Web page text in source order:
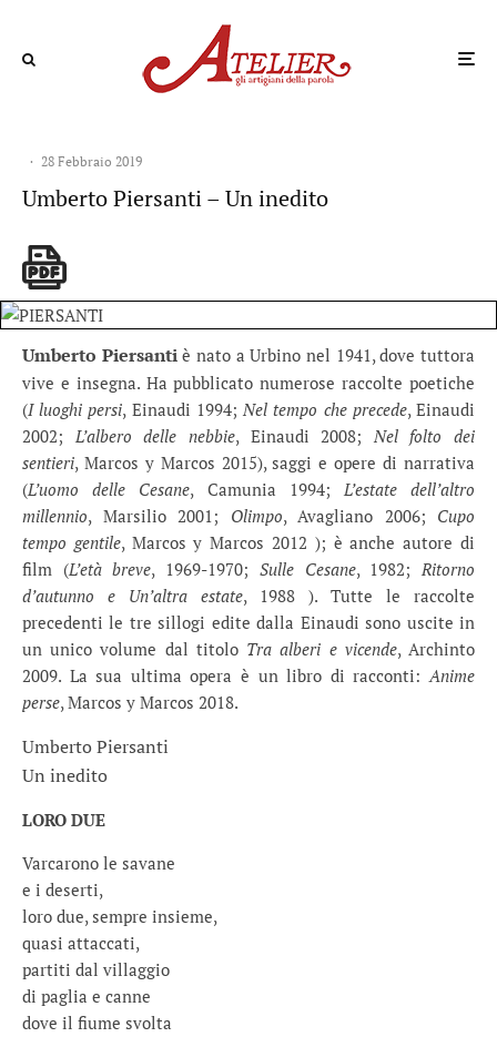
· 28 Febbraio 2019
Umberto Piersanti – Un inedito
Umberto Piersantiè nato a Urbino nel 1941, dove tuttora
vive e insegna. Ha pubblicato numerose raccolte poetiche
(I luoghi persi, Einaudi 1994;Nel tempo che precede, Einaudi
2002; L’albero delle nebbie, Einaudi 2008;Nel folto dei
sentieri, Marcos y Marcos 2015), saggi e opere di narrativa
(L’uomo delle Cesane, Camunia 1994; L’estate dell’altro
millennio, Marsilio 2001; Olimpo, Avagliano 2006; Cupo
tempo gentile, Marcos y Marcos 2012 ); è anche autore di
film (L’età breve, 1969-1970; Sulle Cesane, 1982;Ritorno
d’autunno e Un’altra estate, 1988 ). Tutte le raccolte
precedenti le tre sillogi edite dalla Einaudi sono uscite in
un unico volume dal titolo Tra alberi e vicende, Archinto
2009. La sua ultima opera è un libro di racconti:Anime
perse, Marcos y Marcos 2018.
Umberto Piersanti
Un inedito
LORO DUE
Varcarono le savane
e i deserti,
loro due, sempre insieme,
quasi attaccati,
partiti dal villaggio
di paglia e canne
dove il fiume svolta